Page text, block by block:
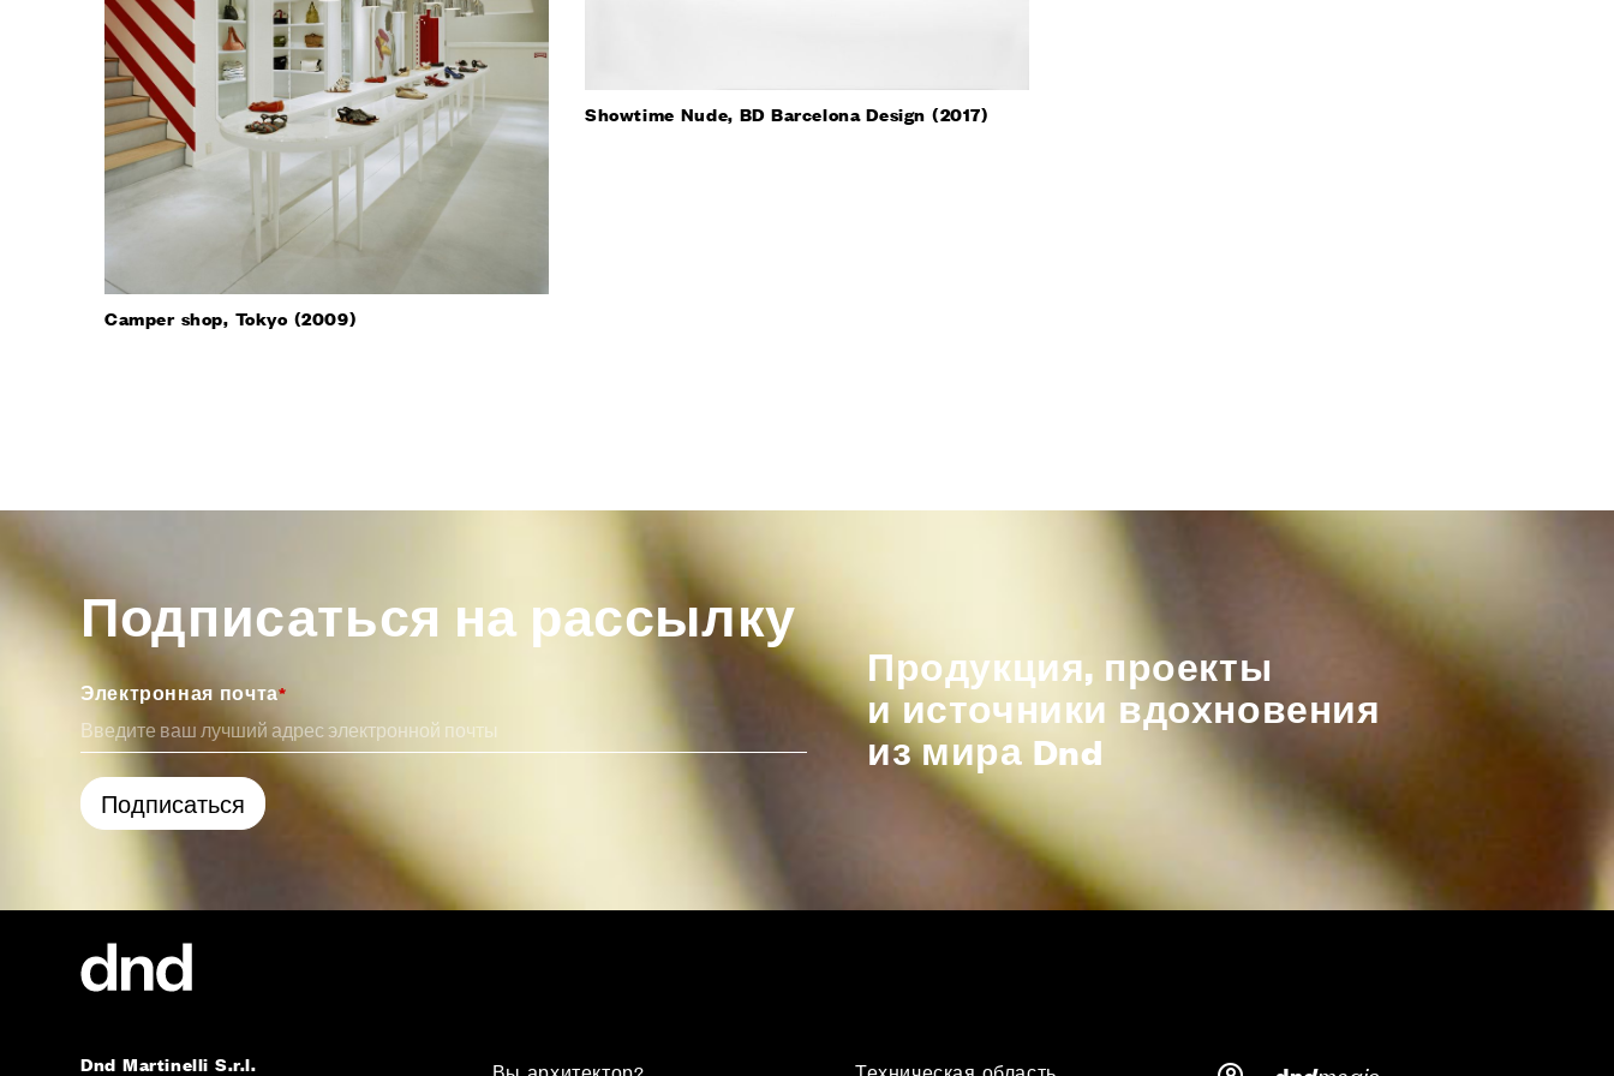
Showtime Nude, BD Barcelona Design (2017)
Camper shop, Tokyo (2009)
Подписаться на рассылку
Электронная почта*
Продукция, проекты
и источники вдохновения
из мира Dnd
Dnd Martinelli S.r.l.